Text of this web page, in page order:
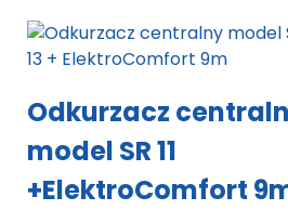
Odkurzacz
model SR 11
+ElektroComfort